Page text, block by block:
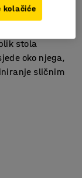
QBUS
stola
oko njega,
sličnim
kolačiće